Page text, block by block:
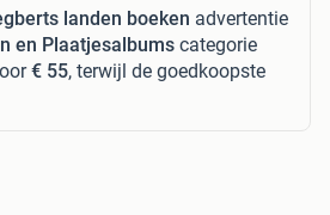
landen boeken advertentie
en Plaatjesalbums categorie
€ 55, terwijl de goedkoopste